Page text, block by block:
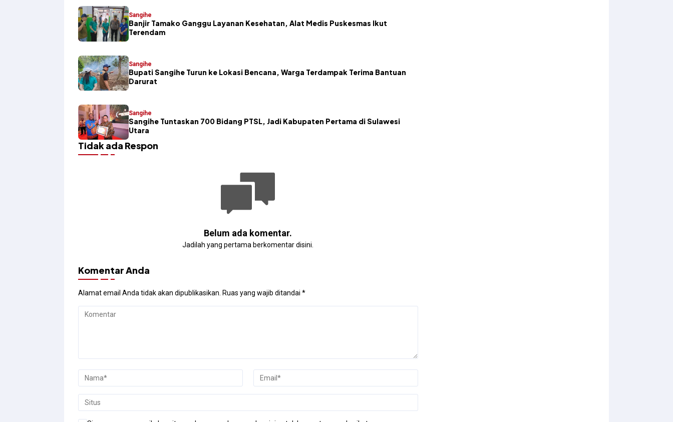
Sangihe
Banjir Tamako Ganggu Layanan Kesehatan, Alat Medis Puskesmas Ikut
Terendam
Sangihe
Bupati Sangihe Turun ke Lokasi Bencana, Warga Terdampak Terima Bantuan
Darurat
Sangihe
Sangihe Tuntaskan 700 Bidang PTSL, Jadi Kabupaten Pertama di Sulawesi
Utara
Tidak ada Respon
Belum ada komentar.
Jadilah yang pertama berkomentar disini.
Komentar Anda
Alamat email Anda tidak akan dipublikasikan. Ruas yang wajib ditandai *